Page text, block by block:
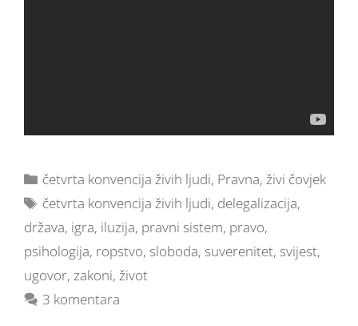
četvrta konvencija živih ljudi, Pravna,živi čovjek
četvrta konvencija živih ljudi, delegalizacija,
država, igra, iluzija, pravni sistem, pravo,
psihologija, ropstvo, sloboda, suverenitet, svijest,
ugovor, zakoni, život
3 komentara